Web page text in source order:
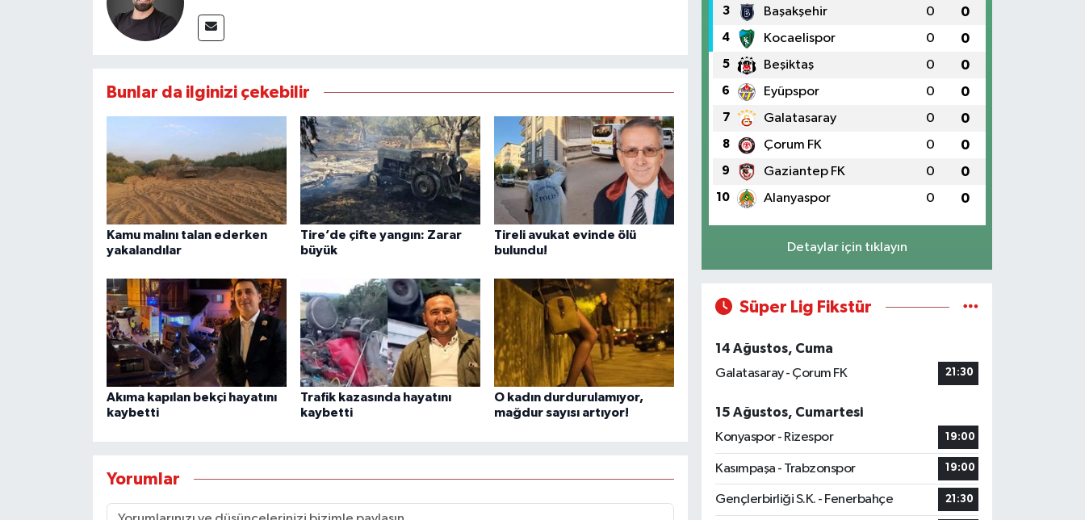
Bunlar da ilginizi çekebilir
Kamu malını talan ederken
yakalandılar
Tire’de çifte yangın: Zarar
büyük
Tireli avukat evinde ölü
bulundu!
Akıma kapılan bekçi hayatını
kaybetti
Trafik kazasında hayatını
kaybetti
O kadın durdurulamıyor,
mağdur sayısı artıyor!
Yorumlar
3 Başakşehir 0 0
4 Kocaelispor 0 0
5 Beşiktaş 0 0
6 Eyüpspor 0 0
7 Galatasaray 0 0
8 Çorum FK 0 0
9 Gaziantep FK 0 0
10 Alanyaspor 0 0
Detaylar için tıklayın
Süper Lig Fikstür
14 Ağustos, Cuma
Galatasaray - Çorum FK
21:30
15 Ağustos, Cumartesi
Konyaspor - Rizespor
19:00
Kasımpaşa - Trabzonspor 19:00
Gençlerbirliği S.K. - Fenerbahçe 21:30